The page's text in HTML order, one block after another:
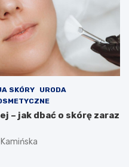
SKÓRY
URODA
– jak dbać o skórę zaraz